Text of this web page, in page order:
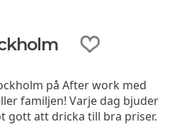
på After work med
familjen! Varje dag bjuder
gott att dricka till bra priser.